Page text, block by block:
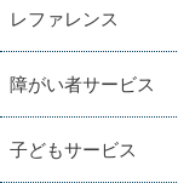
レファレンス
障がい者サービス
子どもサービス